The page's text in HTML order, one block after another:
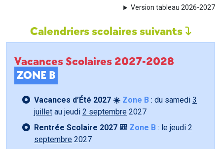
Version tableau 2026-2027
Calendriers scolaires suivants
Vacances Scolaires 2027-2028
ZONE B
Vacances d’Été 2027 ☀️ Zone B : du samedi 3
juillet au jeudi 2 septembre 2027
Rentrée Scolaire 2027 🎒 Zone B : le jeudi 2
septembre 2027